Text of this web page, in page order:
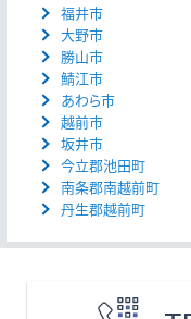
福井市
大野市
勝山市
鯖江市
あわら市
越前市
坂井市
今立郡池田町
南条郡南越前町
丹生郡越前町